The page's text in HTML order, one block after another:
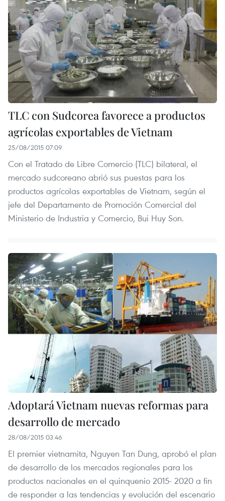
TLC con Sudcorea favorece a productos
agrícolas exportables de Vietnam
25/08/2015 07:09
Con el Tratado de Libre Comercio (TLC) bilateral, el
mercado sudcoreano abrió sus puestas para los
productos agrícolas exportables de Vietnam, según el
jefe del Departamento de Promoción Comercial del
Ministerio de Industria y Comercio, Bui Huy Son.
Adoptará Vietnam nuevas reformas para
desarrollo de mercado
28/08/2015 03:46
El premier vietnamita, Nguyen Tan Dung, aprobó el plan
de desarrollo de los mercados regionales para los
productos nacionales en el quinquenio 2015- 2020 a fin
de responder a las tendencias y evolución del escenario